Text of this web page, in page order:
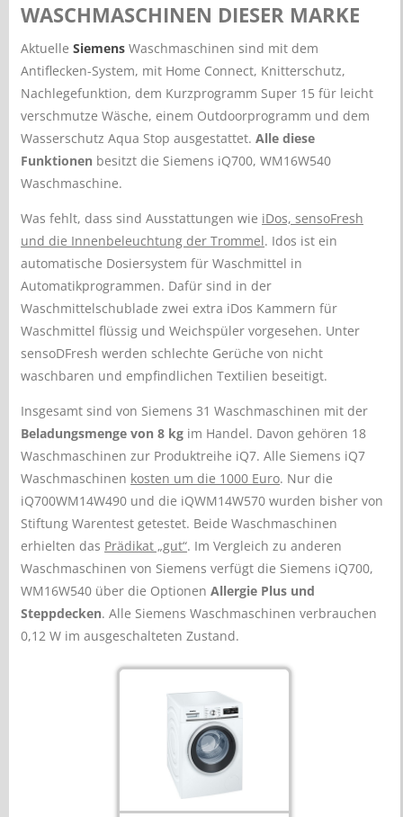
WASCHMASCHINEN DIESER MARKE
AktuelleSiemens Waschmaschinen sind mit dem
Antiflecken-System, mit Home Connect, Knitterschutz,
Nachlegefunktion, dem Kurzprogramm Super 15 für leicht
verschmutze Wäsche, einem Outdoorprogramm und dem
Wasserschutz Aqua Stop ausgestattet.Alle diese
Funktionen besitzt die Siemens iQ700, WM16W540
Waschmaschine.
Was fehlt, dass sind Ausstattungen wie iDos, sensoFresh
und die Innenbeleuchtung der Trommel. Idos ist ein
automatische Dosiersystem für Waschmittel in
Automatikprogrammen. Dafür sind in der
Waschmittelschublade zwei extra iDos Kammern für
Waschmittel flüssig und Weichspüler vorgesehen. Unter
sensoDFresh werden schlechte Gerüche von nicht
waschbaren und empfindlichen Textilien beseitigt.
Insgesamt sind von Siemens 31 Waschmaschinen mit der
Beladungsmenge von 8 kg im Handel. Davon gehören 18
Waschmaschinen zur Produktreihe iQ7. Alle Siemens iQ7
Waschmaschinen kosten um die 1000 Euro. Nur die
iQ700WM14W490 und die iQWM14W570 wurden bisher von
Stiftung Warentest getestet. Beide Waschmaschinen
erhielten das Prädikat „gut“. Im Vergleich zu anderen
Waschmaschinen von Siemens verfügt die Siemens iQ700,
WM16W540 über die OptionenAllergie Plus und
Steppdecken. Alle Siemens Waschmaschinen verbrauchen
0,12 W im ausgeschalteten Zustand.